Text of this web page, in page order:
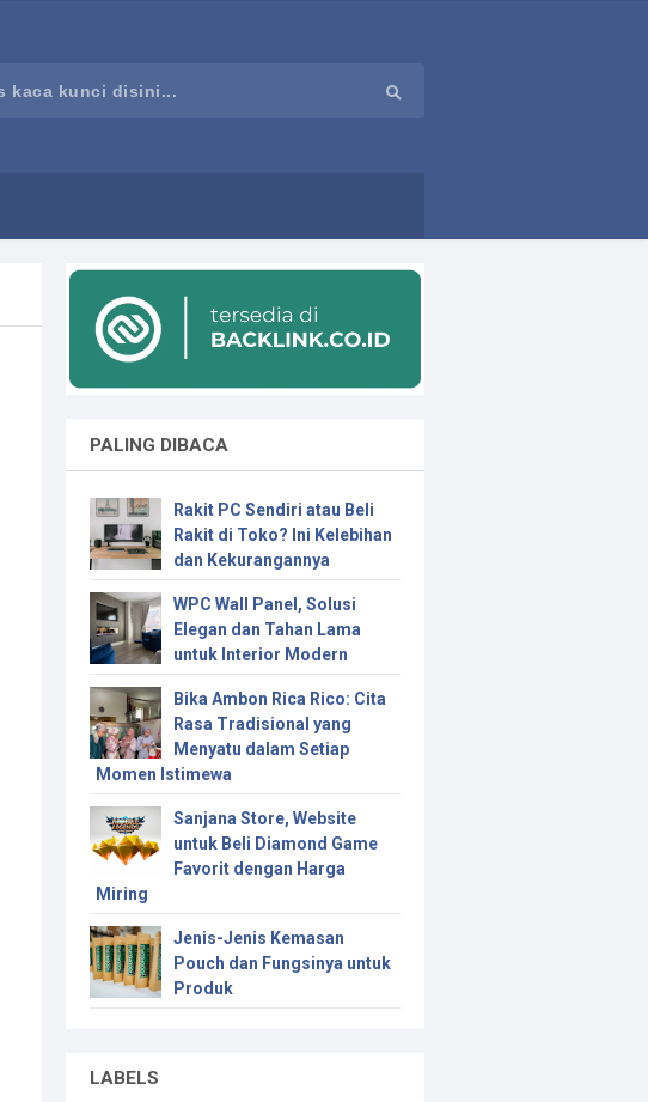
PALING DIBACA
Rakit PC Sendiri atau Beli
Rakit di Toko? Ini Kelebihan
dan Kekurangannya
WPC Wall Panel, Solusi
Elegan dan Tahan Lama
untuk Interior Modern
Bika Ambon Rica Rico: Cita
Rasa Tradisional yang
Menyatu dalam Setiap
Momen Istimewa
Sanjana Store, Website
untuk Beli Diamond Game
Favorit dengan Harga
Miring
Jenis-Jenis Kemasan
Pouch dan Fungsinya untuk
Produk
LABELS